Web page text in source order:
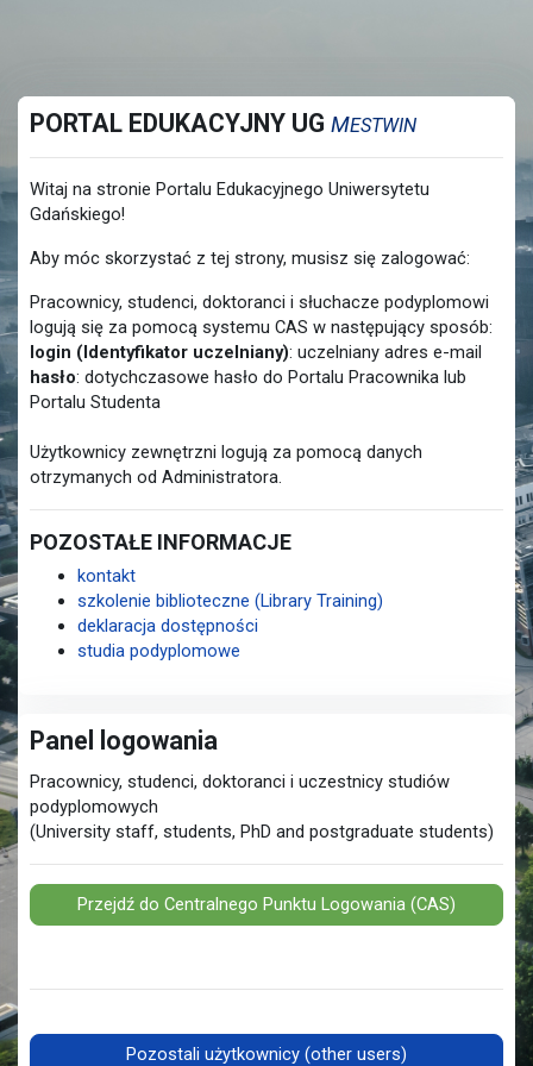
PORTAL EDUKACYJNY UG MESTWIN
Witaj na stronie Portalu Edukacyjnego Uniwersytetu
Gdańskiego!
Aby móc skorzystać z tej strony, musisz się zalogować:
Pracownicy, studenci, doktoranci i słuchacze podyplomowi
logują się za pomocą systemu CAS w następujący sposób:
login (Identyfikator uczelniany): uczelniany adres e-mail
hasło: dotychczasowe hasło do Portalu Pracownika lub
Portalu Studenta
Użytkownicy zewnętrzni logują za pomocą danych
otrzymanych od Administratora.
POZOSTAŁE INFORMACJE
kontakt
szkolenie biblioteczne (Library Training)
deklaracja dostępności
studia podyplomowe
Panel logowania
Pracownicy, studenci, doktoranci i uczestnicy studiów
podyplomowych
(University staff, students, PhD and postgraduate students)
Przejdź do Centralnego Punktu Logowania (CAS)
Pozostali użytkownicy (other users)